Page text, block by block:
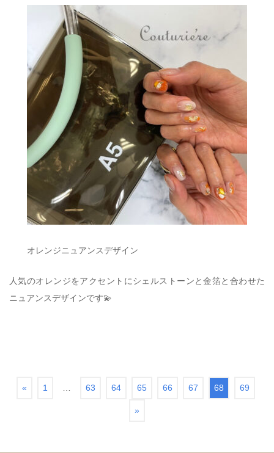
オレンジニュアンスデザイン
人気のオレンジをアクセントにシェルストーンと金箔と合わせた
ニュアンスデザインです💫
« 1 63 64 65 66 67 68 69
»